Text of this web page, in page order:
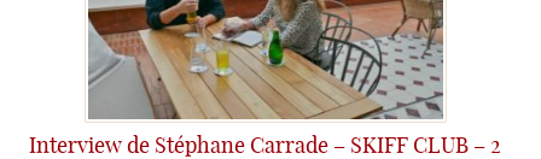
Interview de Stéphane Carrade – SKIFF CLUB – 2